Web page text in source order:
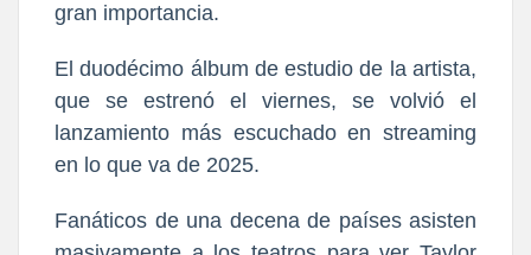
gran importancia.
El duodécimo álbum de estudio de la artista,
que se estrenó el viernes, se volvió el
lanzamiento más escuchado en streaming
en lo que va de 2025.
Fanáticos de una decena de países asisten